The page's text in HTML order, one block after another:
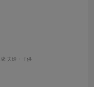
:夫婦・子供